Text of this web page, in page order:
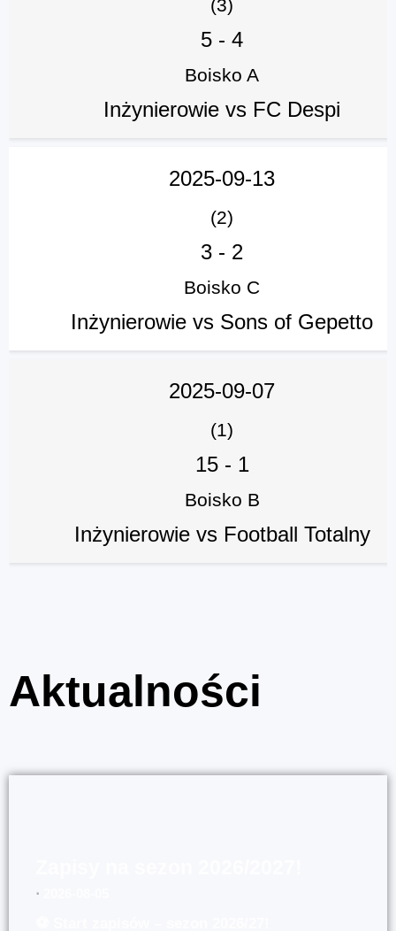
(3)
5 - 4
Boisko A
Inżynierowie vs FC Despi
2025-09-13
(2)
3 - 2
Boisko C
Inżynierowie vs Sons of Gepetto
2025-09-07
(1)
15- 1
Boisko B
Inżynierowie vs Football Totalny
Aktualności
⋅